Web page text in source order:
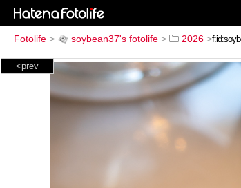
Fotolife > soybean37's fotolife > 2026 >
<prev